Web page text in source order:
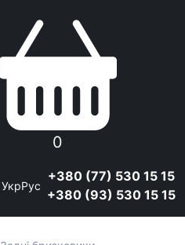
0
УкрРус
+380 (77) 530 15 15
+380 (93) 530 15 15